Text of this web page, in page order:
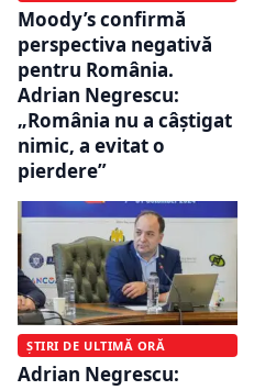
Moody’s confirmă
perspectiva negativă
pentru România.
Adrian Negrescu:
„România nu a câștigat
nimic, a evitat o
pierdere”
ȘTIRI DE ULTIMĂ ORĂ
Adrian Negrescu: